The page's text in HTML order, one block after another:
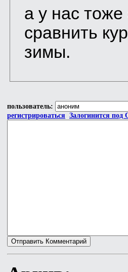
а у нас
сравнить
зимы.
пользователь:
регистрироваться Залогинится под